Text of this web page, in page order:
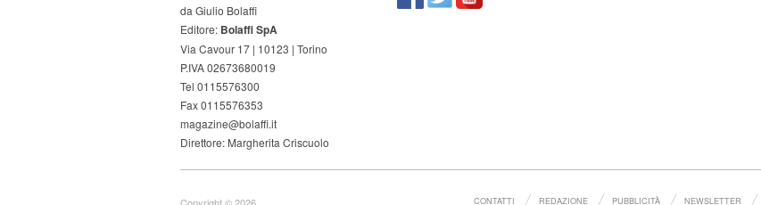
da Giulio Bolaffi
Editore: Bolaffi SpA
Via Cavour 17 | 10123 | Torino
P.IVA 02673680019
Tel 0115576300
Fax 0115576353
magazine@bolaffi.it
Direttore: Margherita Criscuolo
CONTATTI REDAZIONE PUBBLICITÀ NEWSLETTER